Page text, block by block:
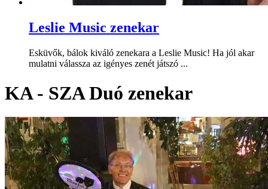
Leslie Music zenekar
Esküvők, bálok kiváló zenekara a Leslie Music! Ha jól akar
mulatni válassza az igényes zenét játszó ...
KA - SZA Duó zenekar